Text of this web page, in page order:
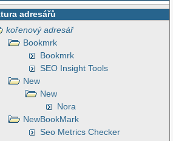
adresářů
kořenový adresář
Bookmrk
Bookmrk
SEO Insight Tools
New
New
Nora
NewBookMark
Seo Metrics Checker